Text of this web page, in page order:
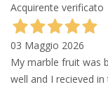
Acquirente verificato
03 Maggio 2026
My marble fruit was
well and I recieved